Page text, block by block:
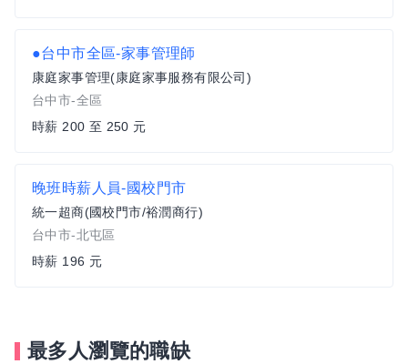
●台中市全區-家事管理師
康庭家事管理(康庭家事服務有限公司)
台中市-全區
時薪 200 至 250 元
晚班時薪人員-國校門市
統一超商(國校門市/裕潤商行)
台中市-北屯區
時薪 196 元
最多人瀏覽的職缺